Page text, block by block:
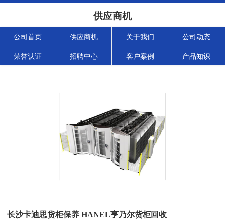
供应商机
公司首页 供应商机 关于我们 公司动态
荣誉认证 招聘中心 客户案例 产品知识
长沙卡迪思货柜保养 HANEL亨乃尔货柜回收